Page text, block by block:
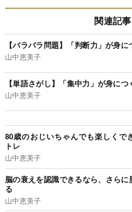
関連記事
【バラバラ問題】「判断力」が身に
山中恵美子
【単語さがし】「集中力」が身につ
山中恵美子
80歳のおじいちゃんでも楽しくで
トレ
山中恵美子
脳の衰えを認識できるなら、さらに
る
山中恵美子